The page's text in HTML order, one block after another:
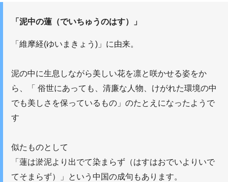
「泥中の蓮（でいちゅうのはす）」
「維摩経(ゆいまきょう)」に由来。
泥の中に生息しながら美しい花を凛と咲かせる姿をか
ら、「 俗世にあっても、清廉な人物、けがれた環境の中
でも美しさを保っているもの」のたとえになったようで
す
似たものとして
「蓮は淤泥より出でて染まらず（はすはおでいよりいで
てそまらず）」という中国の成句もあります。